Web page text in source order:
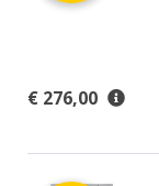
€ 276,00